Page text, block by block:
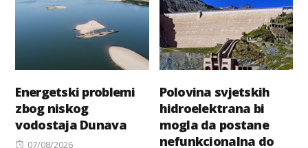
Energetski problemi
zbog niskog
vodostaja Dunava
Posted
07/08/2026
Polovina svjetskih
hidroelektrana bi
mogla da postane
nefunkcionalna do